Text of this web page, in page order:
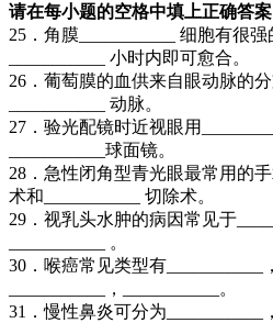
请在每小题的空格中填上正确答
25．角膜___________ 细胞有很
___________ 小时内即可愈合。
26．葡萄膜的血供来自眼动脉的分
___________ 动脉。
27．验光配镜时近视眼用
___________球面镜。
28．急性闭角型青光眼最常用的
术和___________ 切除术。
29．视乳头水肿的病因常见于
___________ 。
30．喉癌常见类型有___________
___________，___________。
31．慢性鼻炎可分为___________